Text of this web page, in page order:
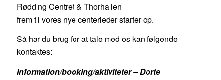
Rødding Centret & Thorhallen
frem til vores nye centerleder starter op.
Så har du brug for at tale med os kan følgende
kontaktes:
Information/booking/aktiviteter – Dorte